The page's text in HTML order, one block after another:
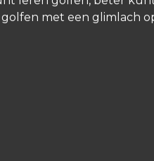
met een glimlach